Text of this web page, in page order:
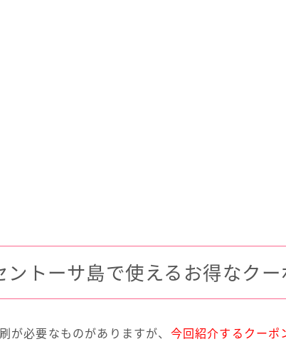
ントーサ島で使えるお得なク
が必要なものがありますが、 今回紹介するクーポ